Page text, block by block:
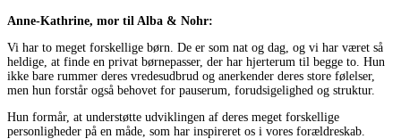
Anne-Kathrine, mor til Alba & Nohr:
Vi har to meget forskellige børn. De er som nat og dag, og vi har været så
heldige, at finde en privat børnepasser, der har hjerterum til begge to. Hun
ikke bare rummer deres vredesudbrud og anerkender deres store følelser,
men hun forstår også behovet for pauserum, forudsigelighed og struktur.
Hun formår, at understøtte udviklingen af deres meget forskellige
personligheder på en måde, som har inspireret os i vores forældreskab.